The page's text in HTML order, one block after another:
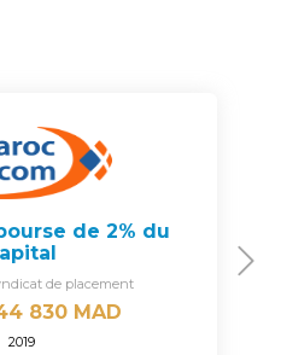
de 2% du
de placement
830 MAD
2019